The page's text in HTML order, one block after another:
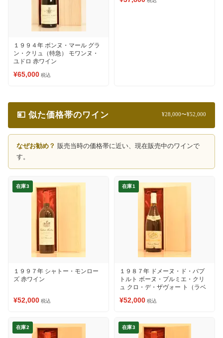
１９９４年 ボンヌ・マール グラ
ン・クリュ（特急） モワンヌ・
ユドロ 赤ワイン
¥65,000 税込
💴 似た価格帯のワイン ¥28,000〜¥52,000
なぜお勧め？ 販売当時の価格帯に近い、現在販売中のワインで
す。
在庫3
１９９７年 シャトー・モンロー
ズ 赤ワイン
¥52,000 税込
在庫1
１９８７年 ドメーヌ・ド・バプ
トルト ボーヌ・プルミエ・クリ
ュ クロ・デ・ザヴォー ト（ラベ
赤ワイン
¥52,000 税込
在庫2 在庫3